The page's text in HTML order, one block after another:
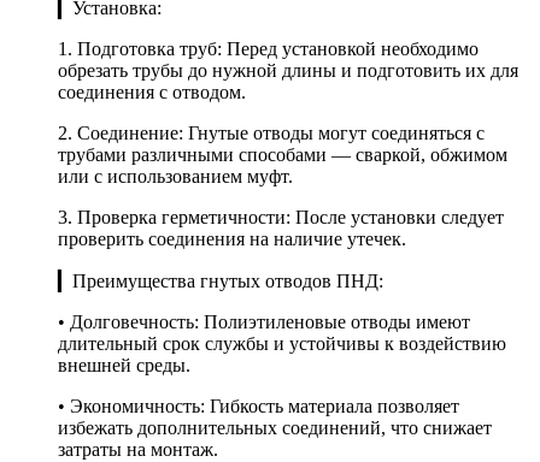
▎Установка:
1. Подготовка труб: Перед установкой необходимо
обрезать трубы до нужной длины и подготовить их для
соединения с отводом.
2. Соединение: Гнутые отводы могут соединяться с
трубами различными способами — сваркой, обжимом
или с использованием муфт.
3. Проверка герметичности: После установки следует
проверить соединения на наличие утечек.
▎Преимущества гнутых отводов ПНД:
• Долговечность: Полиэтиленовые отводы имеют
длительный срок службы и устойчивы к воздействию
внешней среды.
• Экономичность: Гибкость материала позволяет
избежать дополнительных соединений, что снижает
затраты на монтаж.